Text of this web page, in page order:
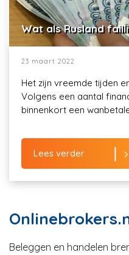
Wat als Rusland
23 maart 2022
Het zijn vreemde tijden
Volgens een aantal
binnenkort een
Lees verder
Beleggen en handelen